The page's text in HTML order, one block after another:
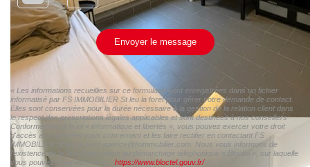
Envoyer le message
« Les informations recueillies sur ce formulaire sont enregistrées dans un fichier
informatisé par FS IMMOBILIER St leu la foret pour gérer votre demande de contact.
Elles sont conservées pour la durée nécessaire à la gestion de la relation client dans
le respect des prescriptions légales applicables et sont destinées à nos conseillers
Conformément à la loi « informatique et libertés », vous pouvez exercer votre droit
d'accès aux données vous concernant et les faire rectifier en contactant FS
IMMOBILIER St leu la foret agence@fsimmobilier.com. Nous vous informons de
l'existence de la liste d'opposition au démarchage téléphonique « Bloctel », sur laquelle
vous pouvez vous inscrire ici : https://www.bloctel.gouv.fr/»